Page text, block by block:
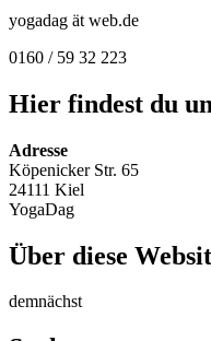
yogadag ät web.de
0160 / 59 32 223
Hier findest du
Adresse
Köpenicker Str. 65
24111 Kiel
YogaDag
Über diese
demnächst